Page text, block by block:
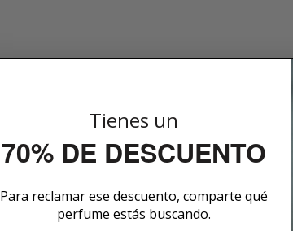
Tienes un
70% DE DESCUENTO
Para reclamar ese descuento, comparte qué
perfume estás buscando.